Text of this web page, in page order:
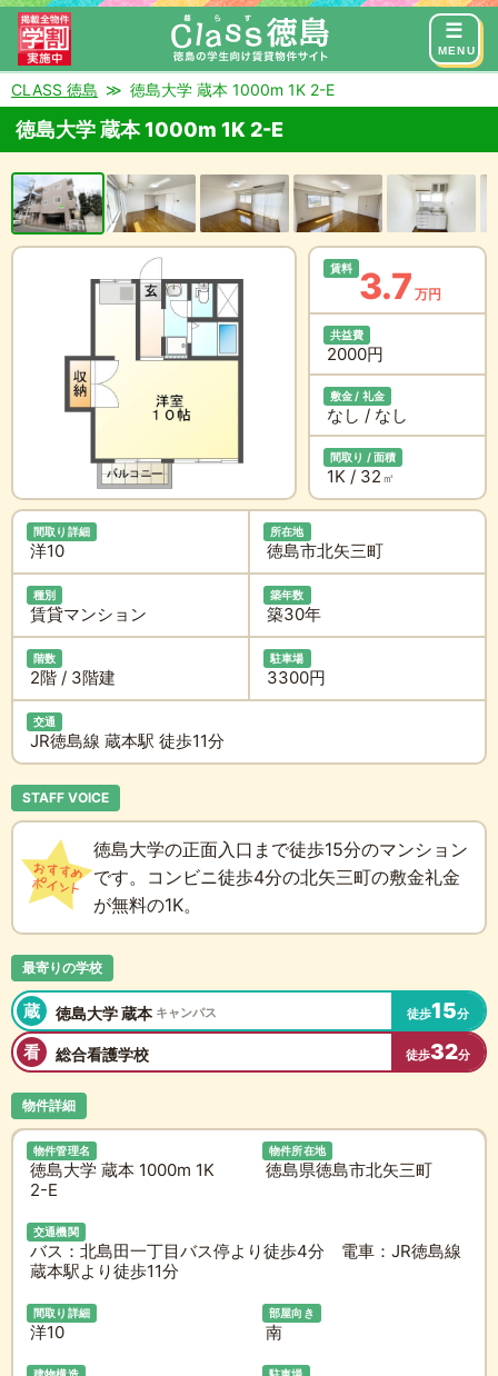
MENU
来店予約 お問い合わせ
CLASS 徳島 徳島大学 蔵本 1000m 1K 2-E
徳島大学 蔵本 1000m 1K 2-E
賃料 3.7 万円
共益費
2000円
敷金 / 礼金
なし / なし
間取り / 面積
1K / 32 ㎡
間取り詳細
洋10
所在地
徳島市北矢三町
種別
賃貸マンション
築年数
築30年
階数
2階 / 3階建
駐車場
3300円
交通
JR徳島線 蔵本駅 徒歩11分
STAFF VOICE
徳島大学の正面入口まで徒歩15分のマンション
です。コンビニ徒歩4分の北矢三町の敷金礼金
が無料の1K。
最寄りの学校
蔵 徳島大学 蔵本 キャンパス 徒歩15分
看 総合看護学校 徒歩32分
物件詳細
物件管理名
徳島大学 蔵本 1000m 1K
2-E
物件所在地
徳島県徳島市北矢三町
交通機関
バス：北島田一丁目バス停より徒歩4分 電車：JR徳島線
蔵本駅より徒歩11分
間取り詳細
洋10
部屋向き
南